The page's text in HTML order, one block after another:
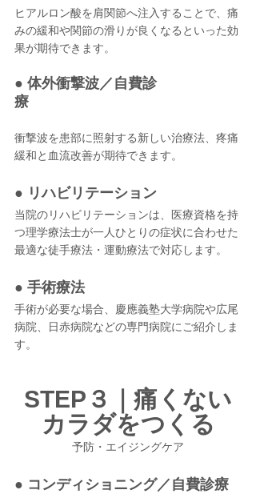
ヒアルロン酸を肩関節へ注入することで、痛
みの緩和や関節の滑りが良くなるといった効
果が期待できます。
● 体外衝撃波／自費診
療
衝撃波を患部に照射する新しい治療法、疼痛
緩和と血流改善が期待できます。
● リハビリテーション
当院のリハビリテーションは、
医療資格を持
つ理学療法士が一人ひとりの症状に合わせた
最適な徒手療法・運動療法で対応します。
● 手術療法
手術が必要な場合、慶應義塾大学病院や広尾
病院、日赤病院などの専門病院にご紹介しま
す。
STEP３｜痛くない
カラダをつくる
予防・エイジングケア
● コンディショニング／自費診療